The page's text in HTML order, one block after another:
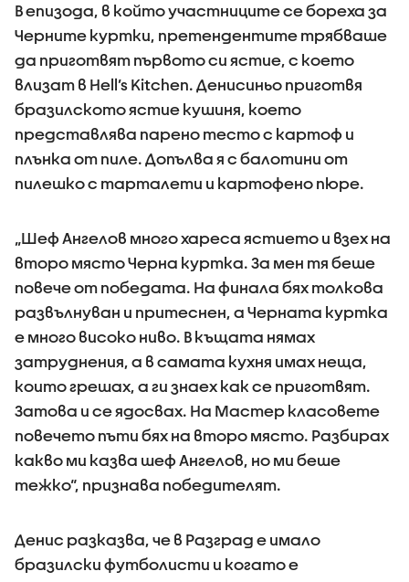
В епизода, в който участниците се бореха за
Черните куртки, претендентите трябваше
да приготвят първото си ястие, с което
влизат в Hell’s Kitchen. Денисиньо приготвя
бразилското ястие кушиня, което
представлява парено тесто с картоф и
плънка от пиле. Допълва я с балотини от
пилешко с тарталети и картофено пюре.
„Шеф Ангелов много хареса ястието и взех на
второ място Черна куртка. За мен тя беше
повече от победата. На финала бях толкова
развълнуван и притеснен, а Черната куртка
е много високо ниво. В къщата нямах
затруднения, а в самата кухня имах неща,
които грешах, а ги знаех как се приготвят.
Затова и се ядосвах. На Мастер класовете
повечето пъти бях на второ място. Разбирах
какво ми казва шеф Ангелов, но ми беше
тежко“, признава победителят.
Денис разказва, че в Разград е имало
бразилски футболисти и когато е